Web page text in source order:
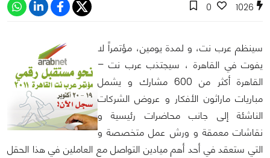
1026
0
سينظم عرب نت، و لمدة يومين، مؤتمراً لا
يفوت في القاهرة ، سيجتذب عرب نت –
القاهرة أكثر من 600 مشارك و يشمل
مباريات ماراثون الأفكار و عروض الشركات
الناشئة إلى جانب محاضرات رئيسية و
نقاشات معمقة و ورش عمل متخصصة و
التي ستعقد في أحد أهم ميادين التواصل مع العاملين في هذا الحقل